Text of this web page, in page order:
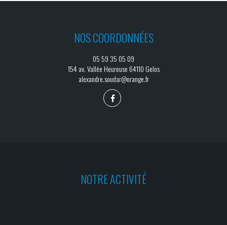
NOS COORDONNÉES
05 59 35 05 09
154 av. Vallée Heureuse 64110 Gelos
alexandre.soudar@orange.fr
NOTRE ACTIVITÉ